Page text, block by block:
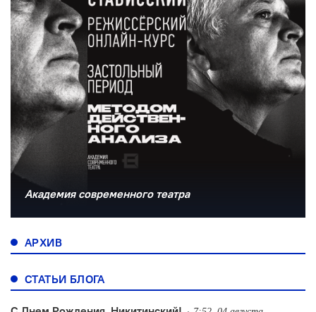
Академия современного театра
АРХИВ
СТАТЬИ БЛОГА